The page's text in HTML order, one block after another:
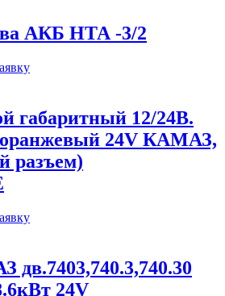
АКБ НТА -3/2
габаритный 12/24В.
оранжевый 24V КАМАЗ,
разъем)
дв.7403,740.3,740.30
24V